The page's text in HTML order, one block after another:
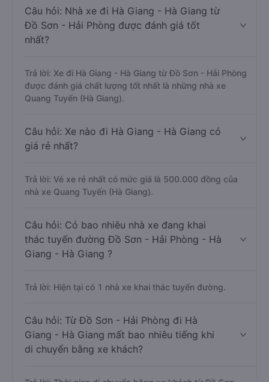
Câu hỏi: Nhà xe đi Hà Giang - Hà Giang từ
Đồ Sơn - Hải Phòng được đánh giá tốt
nhất?
Trả lời: Xe đi Hà Giang - Hà Giang từ Đồ Sơn - Hải Phòng
được đánh giá chất lượng tốt nhất là những nhà xe
Quang Tuyến (Hà Giang).
Câu hỏi: Xe nào đi Hà Giang - Hà Giang có
giá rẻ nhất?
Trả lời: Vé xe rẻ nhất có mức giá là 500.000 đồng của
nhà xe Quang Tuyến (Hà Giang).
Câu hỏi: Có bao nhiêu nhà xe đang khai
thác tuyến đường Đồ Sơn - Hải Phòng - Hà
Giang - Hà Giang ?
Trả lời: Hiện tại có 1 nhà xe khai thác tuyến đường.
Câu hỏi: Từ Đồ Sơn - Hải Phòng đi Hà
Giang - Hà Giang mất bao nhiêu tiếng khi
di chuyển bằng xe khách?